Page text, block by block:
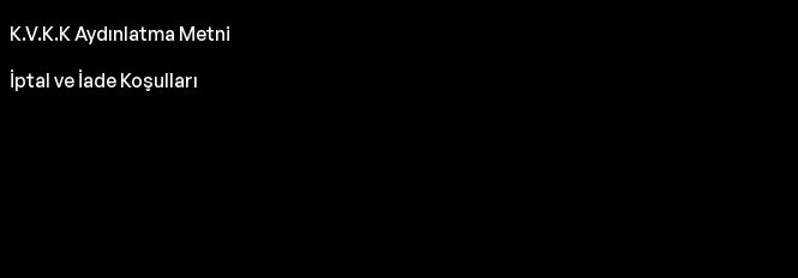
K.V.K.K Aydınlatma Metni
İptal ve İade Koşulları